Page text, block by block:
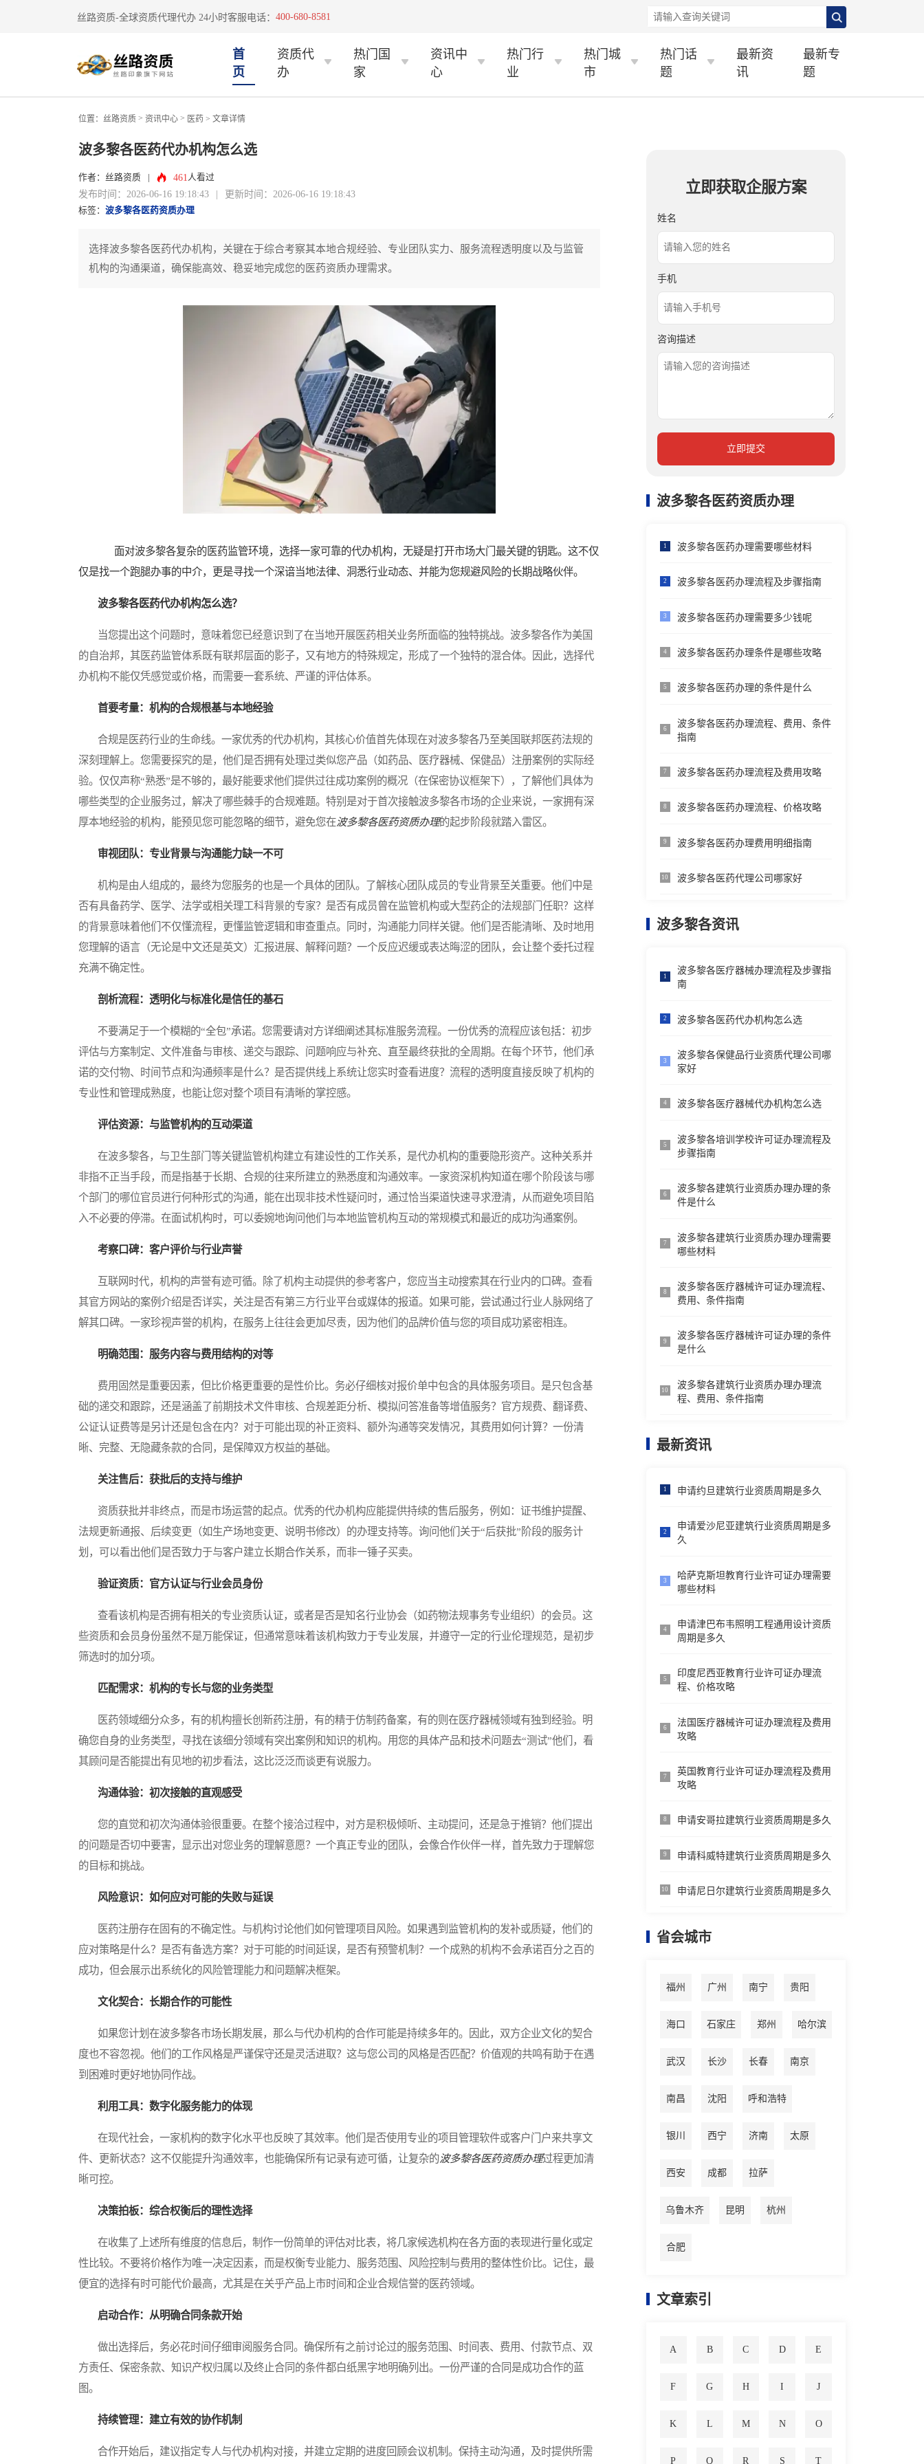
丝路资质-全球资质代理代办 24小时客服电话： 400-680-8581
首
页
资质代
办
热门国
家
资讯中
心
热门行
业
热门城
市
热门话
题
最新资
讯
最新专
题
位置： 丝路资质 > 资讯中心 > 医药 > 文章详情
波多黎各医药代办机构怎么选
作者：丝路资质 461 人看过
发布时间：2026-06-16 19:18:43 | 更新时间：2026-06-16 19:18:43
标签： 波多黎各医药资质办理
选择波多黎各医药代办机构，关键在于综合考察其本地合规经验、专业团队实力、服务流程透明度以及与监管
机构的沟通渠道，确保能高效、稳妥地完成您的医药资质办理需求。
面对波多黎各复杂的医药监管环境，选择一家可靠的代办机构，无疑是打开市场大门最关键的钥匙。这不仅
仅是找一个跑腿办事的中介，更是寻找一个深谙当地法律、洞悉行业动态、并能为您规避风险的长期战略伙伴。
波多黎各医药代办机构怎么选？
当您提出这个问题时，意味着您已经意识到了在当地开展医药相关业务所面临的独特挑战。波多黎各作为美国
的自治邦，其医药监管体系既有联邦层面的影子，又有地方的特殊规定，形成了一个独特的混合体。因此，选择代
办机构不能仅凭感觉或价格，而需要一套系统、严谨的评估体系。
首要考量：机构的合规根基与本地经验
合规是医药行业的生命线。一家优秀的代办机构，其核心价值首先体现在对波多黎各乃至美国联邦医药法规的
深刻理解上。您需要探究的是，他们是否拥有处理过类似您产品（如药品、医疗器械、保健品）注册案例的实际经
验。仅仅声称“熟悉”是不够的，最好能要求他们提供过往成功案例的概况（在保密协议框架下），了解他们具体为
哪些类型的企业服务过，解决了哪些棘手的合规难题。特别是对于首次接触波多黎各市场的企业来说，一家拥有深
厚本地经验的机构，能预见您可能忽略的细节，避免您在波多黎各医药资质办理的起步阶段就踏入雷区。
审视团队：专业背景与沟通能力缺一不可
机构是由人组成的，最终为您服务的也是一个具体的团队。了解核心团队成员的专业背景至关重要。他们中是
否有具备药学、医学、法学或相关理工科背景的专家？是否有成员曾在监管机构或大型药企的法规部门任职？这样
的背景意味着他们不仅懂流程，更懂监管逻辑和审查重点。同时，沟通能力同样关键。他们是否能清晰、及时地用
您理解的语言（无论是中文还是英文）汇报进展、解释问题？一个反应迟缓或表达晦涩的团队，会让整个委托过程
充满不确定性。
剖析流程：透明化与标准化是信任的基石
不要满足于一个模糊的“全包”承诺。您需要请对方详细阐述其标准服务流程。一份优秀的流程应该包括：初步
评估与方案制定、文件准备与审核、递交与跟踪、问题响应与补充、直至最终获批的全周期。在每个环节，他们承
诺的交付物、时间节点和沟通频率是什么？是否提供线上系统让您实时查看进度？流程的透明度直接反映了机构的
专业性和管理成熟度，也能让您对整个项目有清晰的掌控感。
评估资源：与监管机构的互动渠道
在波多黎各，与卫生部门等关键监管机构建立有建设性的工作关系，是代办机构的重要隐形资产。这种关系并
非指不正当手段，而是指基于长期、合规的往来所建立的熟悉度和沟通效率。一家资深机构知道在哪个阶段该与哪
个部门的哪位官员进行何种形式的沟通，能在出现非技术性疑问时，通过恰当渠道快速寻求澄清，从而避免项目陷
入不必要的停滞。在面试机构时，可以委婉地询问他们与本地监管机构互动的常规模式和最近的成功沟通案例。
考察口碑：客户评价与行业声誉
互联网时代，机构的声誉有迹可循。除了机构主动提供的参考客户，您应当主动搜索其在行业内的口碑。查看
其官方网站的案例介绍是否详实，关注是否有第三方行业平台或媒体的报道。如果可能，尝试通过行业人脉网络了
解其口碑。一家珍视声誉的机构，在服务上往往会更加尽责，因为他们的品牌价值与您的项目成功紧密相连。
明确范围：服务内容与费用结构的对等
费用固然是重要因素，但比价格更重要的是性价比。务必仔细核对报价单中包含的具体服务项目。是只包含基
础的递交和跟踪，还是涵盖了前期技术文件审核、合规差距分析、模拟问答准备等增值服务？官方规费、翻译费、
公证认证费等是另计还是包含在内？对于可能出现的补正资料、额外沟通等突发情况，其费用如何计算？一份清
晰、完整、无隐藏条款的合同，是保障双方权益的基础。
关注售后：获批后的支持与维护
资质获批并非终点，而是市场运营的起点。优秀的代办机构应能提供持续的售后服务，例如：证书维护提醒、
法规更新通报、后续变更（如生产场地变更、说明书修改）的办理支持等。询问他们关于“后获批”阶段的服务计
划，可以看出他们是否致力于与客户建立长期合作关系，而非一锤子买卖。
验证资质：官方认证与行业会员身份
查看该机构是否拥有相关的专业资质认证，或者是否是知名行业协会（如药物法规事务专业组织）的会员。这
些资质和会员身份虽然不是万能保证，但通常意味着该机构致力于专业发展，并遵守一定的行业伦理规范，是初步
筛选时的加分项。
匹配需求：机构的专长与您的业务类型
医药领域细分众多，有的机构擅长创新药注册，有的精于仿制药备案，有的则在医疗器械领域有独到经验。明
确您自身的业务类型，寻找在该细分领域有突出案例和知识的机构。用您的具体产品和技术问题去“测试”他们，看
其顾问是否能提出有见地的初步看法，这比泛泛而谈更有说服力。
沟通体验：初次接触的直观感受
您的直觉和初次沟通体验很重要。在整个接洽过程中，对方是积极倾听、主动提问，还是急于推销？他们提出
的问题是否切中要害，显示出对您业务的理解意愿？一个真正专业的团队，会像合作伙伴一样，首先致力于理解您
的目标和挑战。
风险意识：如何应对可能的失败与延误
医药注册存在固有的不确定性。与机构讨论他们如何管理项目风险。如果遇到监管机构的发补或质疑，他们的
应对策略是什么？是否有备选方案？对于可能的时间延误，是否有预警机制？一个成熟的机构不会承诺百分之百的
成功，但会展示出系统化的风险管理能力和问题解决框架。
文化契合：长期合作的可能性
如果您计划在波多黎各市场长期发展，那么与代办机构的合作可能是持续多年的。因此，双方企业文化的契合
度也不容忽视。他们的工作风格是严谨保守还是灵活进取？这与您公司的风格是否匹配？价值观的共鸣有助于在遇
到困难时更好地协同作战。
利用工具：数字化服务能力的体现
在现代社会，一家机构的数字化水平也反映了其效率。他们是否使用专业的项目管理软件或客户门户来共享文
件、更新状态？这不仅能提升沟通效率，也能确保所有记录有迹可循，让复杂的波多黎各医药资质办理过程更加清
晰可控。
决策拍板：综合权衡后的理性选择
在收集了上述所有维度的信息后，制作一份简单的评估对比表，将几家候选机构在各方面的表现进行量化或定
性比较。不要将价格作为唯一决定因素，而是权衡专业能力、服务范围、风险控制与费用的整体性价比。记住，最
便宜的选择有时可能代价最高，尤其是在关乎产品上市时间和企业合规信誉的医药领域。
启动合作：从明确合同条款开始
做出选择后，务必花时间仔细审阅服务合同。确保所有之前讨论过的服务范围、时间表、费用、付款节点、双
方责任、保密条款、知识产权归属以及终止合同的条件都白纸黑字地明确列出。一份严谨的合同是成功合作的蓝
图。
持续管理：建立有效的协作机制
合作开始后，建议指定专人与代办机构对接，并建立定期的进度回顾会议机制。保持主动沟通，及时提供所需
立即获取企服方案
姓名
手机
咨询描述
立即提交
波多黎各医药资质办理
1 波多黎各医药办理需要哪些材料
2 波多黎各医药办理流程及步骤指南
3 波多黎各医药办理需要多少钱呢
4 波多黎各医药办理条件是哪些攻略
5 波多黎各医药办理的条件是什么
6
波多黎各医药办理流程、费用、条件
指南
7 波多黎各医药办理流程及费用攻略
8 波多黎各医药办理流程、价格攻略
9 波多黎各医药办理费用明细指南
10 波多黎各医药代理公司哪家好
波多黎各资讯
1
波多黎各医疗器械办理流程及步骤指
南
2 波多黎各医药代办机构怎么选
3
波多黎各保健品行业资质代理公司哪
家好
4 波多黎各医疗器械代办机构怎么选
5
波多黎各培训学校许可证办理流程及
步骤指南
6
波多黎各建筑行业资质办理办理的条
件是什么
7
波多黎各建筑行业资质办理办理需要
哪些材料
8
波多黎各医疗器械许可证办理流程、
费用、条件指南
9
波多黎各医疗器械许可证办理的条件
是什么
10
波多黎各建筑行业资质办理办理流
程、费用、条件指南
最新资讯
1 申请约旦建筑行业资质周期是多久
2
申请爱沙尼亚建筑行业资质周期是多
久
3
哈萨克斯坦教育行业许可证办理需要
哪些材料
4
申请津巴布韦照明工程通用设计资质
周期是多久
5
印度尼西亚教育行业许可证办理流
程、价格攻略
6
法国医疗器械许可证办理流程及费用
攻略
7
英国教育行业许可证办理流程及费用
攻略
8 申请安哥拉建筑行业资质周期是多久
9 申请科威特建筑行业资质周期是多久
10 申请尼日尔建筑行业资质周期是多久
省会城市
福州 广州 南宁 贵阳
海口 石家庄 郑州 哈尔滨
武汉 长沙 长春 南京
南昌 沈阳 呼和浩特
银川 西宁 济南 太原
西安 成都 拉萨
乌鲁木齐 昆明 杭州
合肥
文章索引
A B C D E
F G H I J
K L M N O
P Q R S T